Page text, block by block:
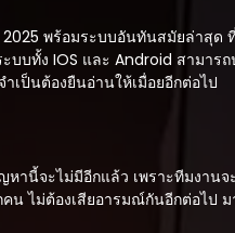
พร้อมระบบอันทันสมัยล่าสุด
บทั้ง IOS และ Android สามาร
เป็นต้องยืนอ่านให้เมื่อยอีกต่อไป
นี้จะไม่มีอีกแล้ว เพราะทีมงาน
ไม่ต้องเสียอารมณ์กันอีกต่อไป